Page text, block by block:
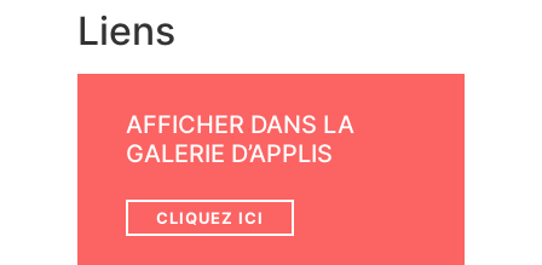
Liens
AFFICHER DANS LA
GALERIE D’APPLIS
CLIQUEZ ICI